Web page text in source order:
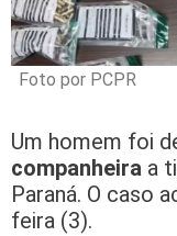
Foto por PCPR
Um homem foi
companheira a
Paraná. O caso
feira (3).